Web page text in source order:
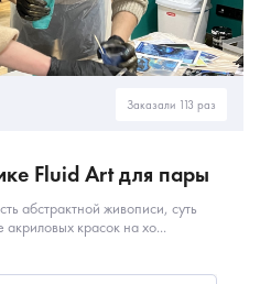
Заказали 113 раз
Fluid Art для пары
абстрактной живописи, суть
акриловых красок на хо...